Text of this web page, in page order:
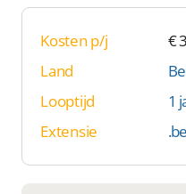
Kosten p/j
€
Land
Looptijd
1
Extensie
.be